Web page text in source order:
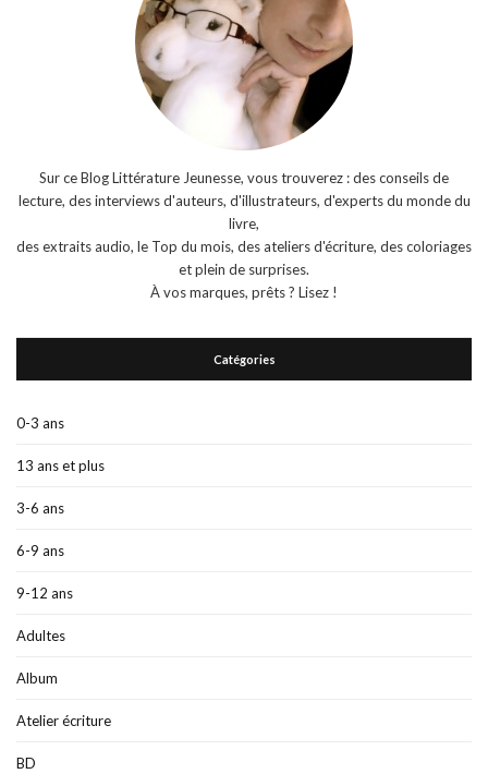
Sur ce Blog Littérature Jeunesse, vous trouverez : des conseils de
lecture, des interviews d'auteurs, d'illustrateurs, d'experts du monde du
livre,
des extraits audio, le Top du mois, des ateliers d'écriture, des coloriages
et plein de surprises.
À vos marques, prêts ? Lisez !
Catégories
0-3 ans
13 ans et plus
3-6 ans
6-9 ans
9-12 ans
Adultes
Album
Atelier écriture
BD